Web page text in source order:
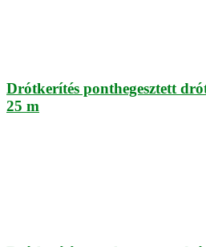
Drótkerítés ponthegesztett
25 m